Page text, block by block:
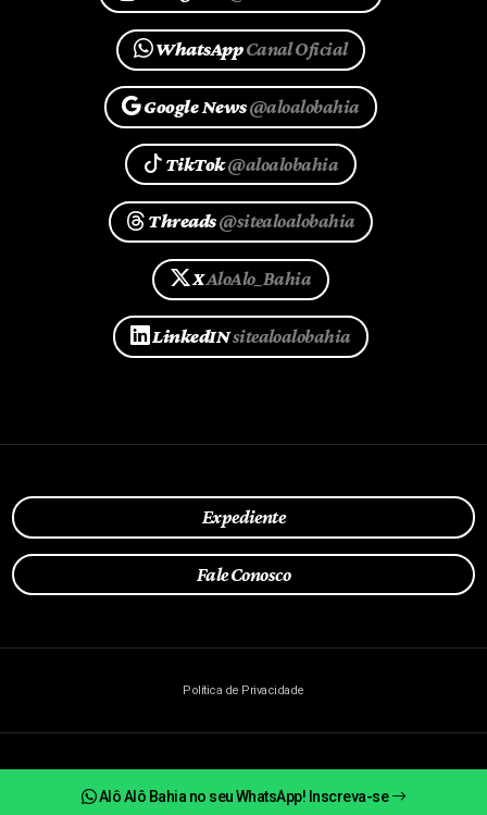
Alô Alô Bahia no seu WhatsApp! Inscreva-se
WhatsAppCanal Oficial
Google News@aloalobahia
TikTok@aloalobahia
Threads@sitealoalobahia
XAloAlo_Bahia
LinkedINsitealoalobahia
Expediente
Fale Conosco
Política de Privacidade
2026 | Alô Alô Bahia